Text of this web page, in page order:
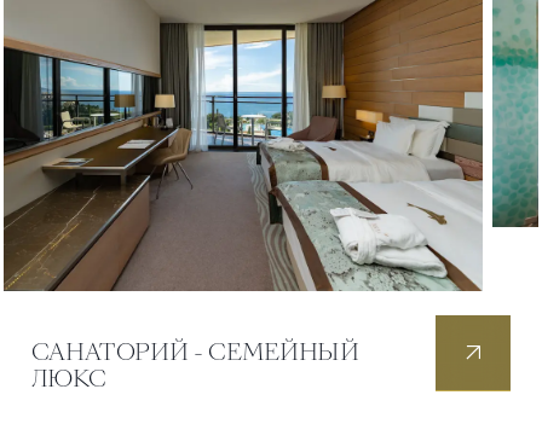
САНАТОРИЙ - СЕМЕЙНЫЙ
ЛЮКС